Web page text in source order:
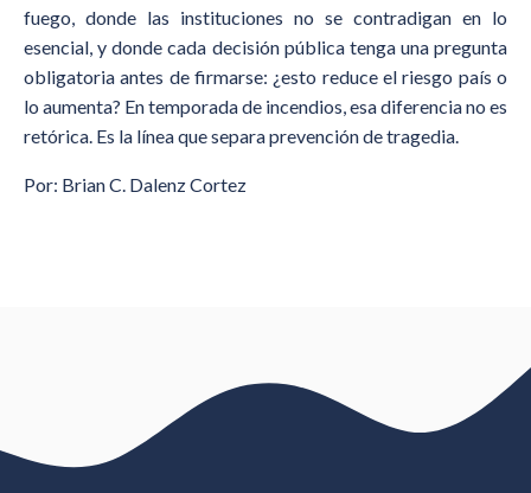
fuego, donde las instituciones no se contradigan en lo
esencial, y donde cada decisión pública tenga una pregunta
obligatoria antes de firmarse: ¿esto reduce el riesgo país o
lo aumenta? En temporada de incendios, esa diferencia no es
retórica. Es la línea que separa prevención de tragedia.
Por: Brian C. Dalenz Cortez